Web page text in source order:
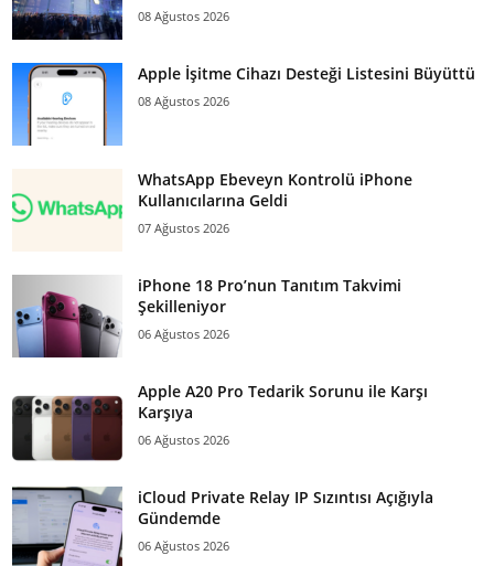
08 Ağustos 2026
Apple İşitme Cihazı Desteği Listesini Büyüttü
08 Ağustos 2026
WhatsApp Ebeveyn Kontrolü iPhone
Kullanıcılarına Geldi
07 Ağustos 2026
iPhone 18 Pro’nun Tanıtım Takvimi
Şekilleniyor
06 Ağustos 2026
Apple A20 Pro Tedarik Sorunu ile Karşı
Karşıya
06 Ağustos 2026
iCloud Private Relay IP Sızıntısı Açığıyla
Gündemde
06 Ağustos 2026